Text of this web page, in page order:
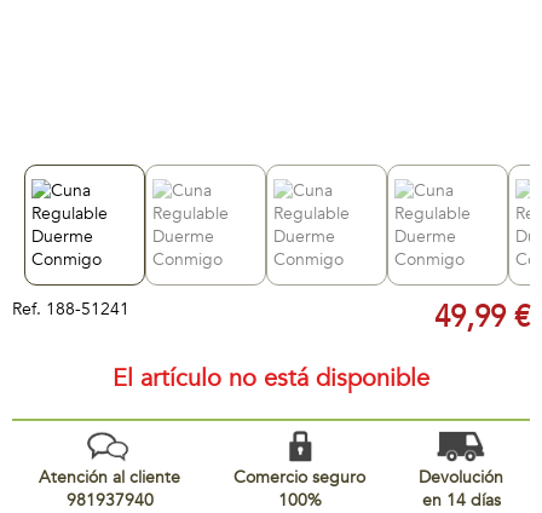
Ref. 188-51241 49,99 €
El artículo no está disponible
Atención al cliente
981937940
Comercio seguro
100%
Devolución
en 14 días